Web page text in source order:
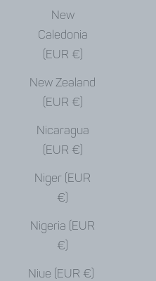
New
Caledonia
(EUR €)
New Zealand
(EUR €)
Nicaragua
(EUR €)
Niger (EUR
€)
Nigeria (EUR
€)
Niue (EUR €)